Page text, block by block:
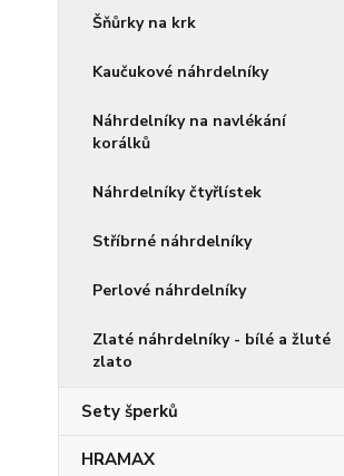
Šňůrky na krk
Kaučukové náhrdelníky
Náhrdelníky na navlékání
korálků
Náhrdelníky čtyřlístek
Stříbrné náhrdelníky
Perlové náhrdelníky
Zlaté náhrdelníky - bílé a žluté
zlato
Sety šperků
HRAMAX